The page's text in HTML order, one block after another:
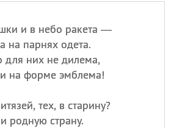
и в небо ракета —
на парнях одета.
для них не дилема,
на форме эмблема!
тех, в старину?
родную страну.